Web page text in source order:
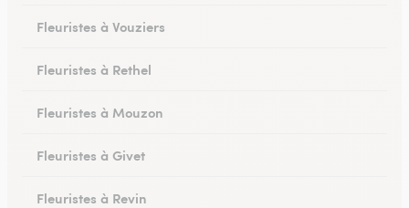
Fleuristes à Vouziers
Fleuristes à Rethel
Fleuristes à Mouzon
Fleuristes à Givet
Fleuristes à Revin